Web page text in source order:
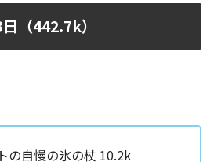
（442.7k）
の自慢の氷の杖 10.2k